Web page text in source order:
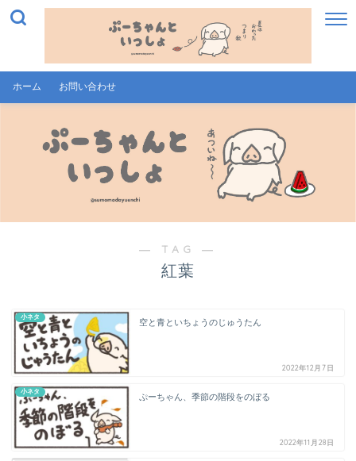
ホーム お問い合わせ
― TAG ―
紅葉
小ネタ
空と青といちょうのじゅうたん
2022年12月7日
小ネタ
ぷーちゃん、季節の階段をのぼる
2022年11月28日